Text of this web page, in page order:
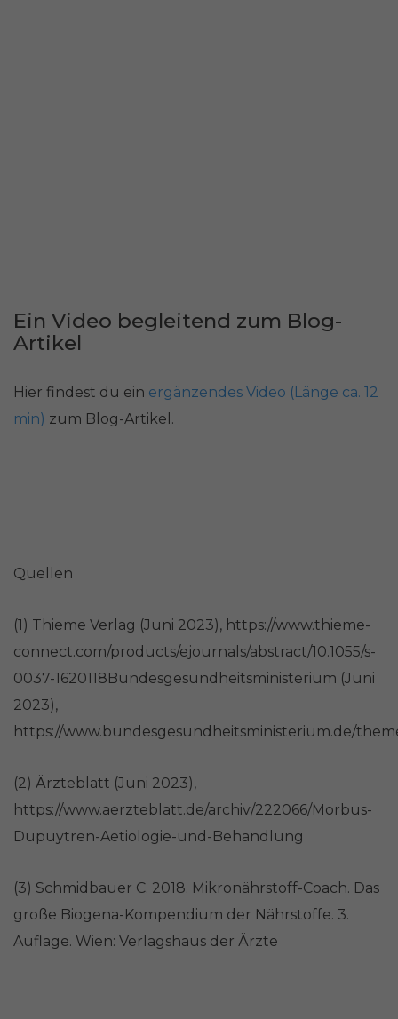
Ein Video begleitend zum Blog-
Artikel
Hier findest du ein ergänzendes Video (Länge ca. 12
min) zum Blog-Artikel.
Quellen
(1) Thieme Verlag (Juni 2023), https://www.thieme-
connect.com/products/ejournals/abstract/10.1055/s-
0037-1620118Bundesgesundheitsministerium (Juni
2023),
https://www.bundesgesundheitsministerium.de/
(2) Ärzteblatt (Juni 2023),
https://www.aerzteblatt.de/archiv/222066/Morbus-
Dupuytren-Aetiologie-und-Behandlung
(3) Schmidbauer C. 2018. Mikronährstoff-Coach. Das
große Biogena-Kompendium der Nährstoffe. 3.
Auflage. Wien: Verlagshaus der Ärzte